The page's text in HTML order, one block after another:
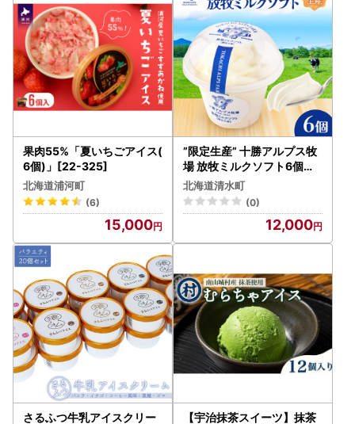
果肉55%「夏いちごアイス(
6個)」[22-325]
北海道浦河町
(6)
15,000
”限定生産” 十勝アルプス牧
場 放牧ミルクソフト6個セ
ット 【希少なミルクで作ら
れたミルクソフト 濃厚 さっ
ぱり 高たんぱく アイスクリ
ーム ソフトクリーム】_S0
20-0007
北海道清水町
(0)
12,000
さるふつ牛乳アイスクリー
【宇治抹茶スイーツ】抹茶